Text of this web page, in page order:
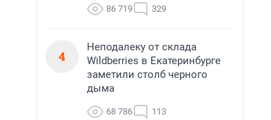
86 719 329
4
Неподалеку от склада
Wildberries в Екатеринбурге
заметили столб черного
дыма
68 786 113